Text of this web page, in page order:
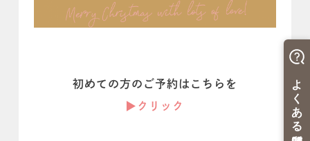
初めての方のご予約はこちらを
▶︎クリック